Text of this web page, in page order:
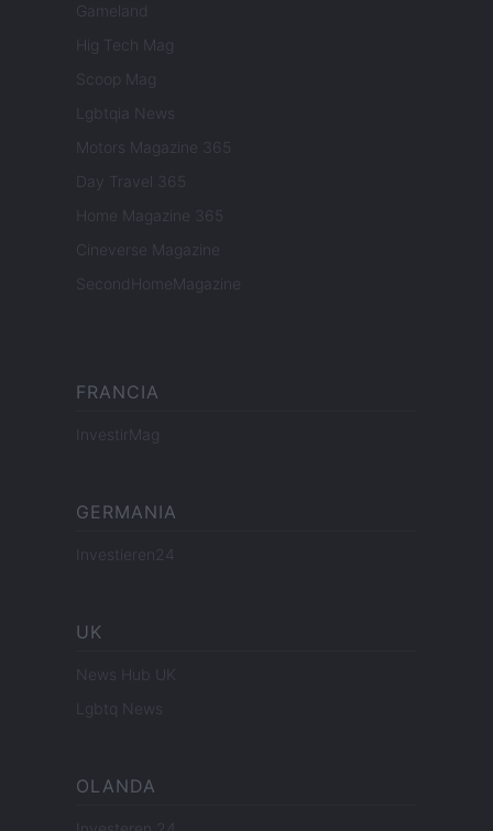
Gameland
Hig Tech Mag
Scoop Mag
Lgbtqia News
Motors Magazine 365
Day Travel 365
Home Magazine 365
Cineverse Magazine
SecondHomeMagazine
FRANCIA
InvestirMag
GERMANIA
Investieren24
UK
News Hub UK
Lgbtq News
OLANDA